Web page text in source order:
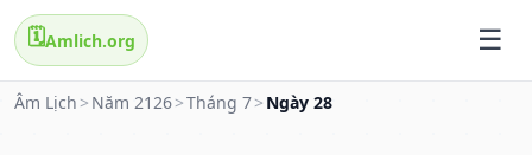
🗓️Amlich.org
Âm Lịch > Năm 2126>Tháng 7> Ngày 28